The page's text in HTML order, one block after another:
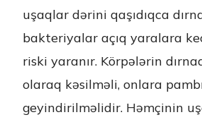
uşaqlar dərini qaşıdıqca
bakteriyalar açıq yaralara
riski yaranır. Körpələrin
olaraq kəsilməli, onlara
geyindirilməlidir. Həmçinin